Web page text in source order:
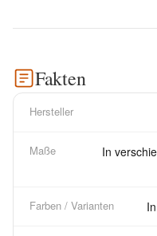
Fakten
Hersteller
Maße
In
Farben / Varianten